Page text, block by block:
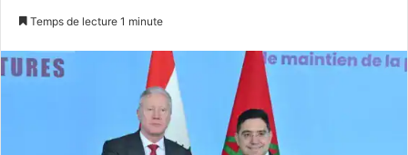
Temps de lecture 1 minute